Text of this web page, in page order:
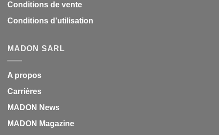
Conditions de vente
Conditions d'utilisation
MADON SARL
A propos
Carrières
MADON News
MADON Magazine